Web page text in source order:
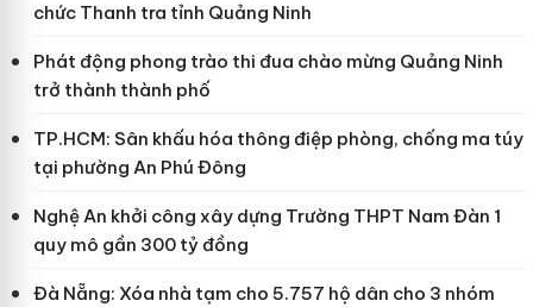
chức Thanh tra tỉnh Quảng Ninh
Phát động phong trào thi đua chào mừng Quảng Ninh
trở thành thành phố
TP.HCM: Sân khấu hóa thông điệp phòng, chống ma túy
tại phường An Phú Đông
Nghệ An khởi công xây dựng Trường THPT Nam Đàn 1
quy mô gần 300 tỷ đồng
Đà Nẵng: Xóa nhà tạm cho 5.757 hộ dân cho 3 nhóm